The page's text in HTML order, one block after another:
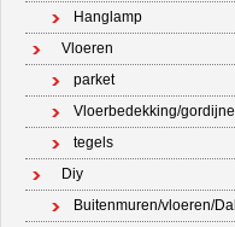
Hanglamp
Vloeren
parket
Vloerbedekking/
tegels
Diy
Buitenmuren/vloeren/